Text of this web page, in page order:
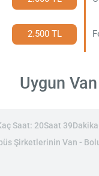
2.500 TL
Uygun
Saat: 20Saat
Şirketlerinin Van -